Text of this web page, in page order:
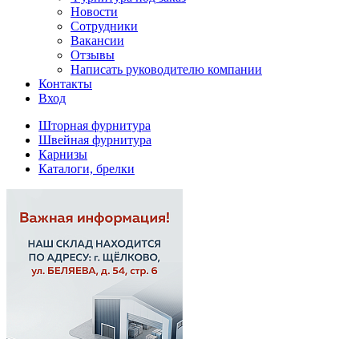
Новости
Сотрудники
Вакансии
Отзывы
Написать руководителю компании
Контакты
Вход
Шторная фурнитура
Швейная фурнитура
Карнизы
Каталоги, брелки